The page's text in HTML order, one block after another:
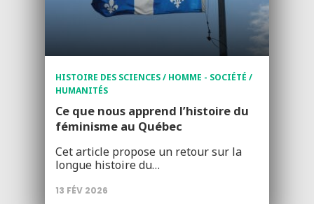
HISTOIRE DES SCIENCES / HOMME - SOCIÉTÉ /
HUMANITÉS
Ce que nous apprend l’histoire du
féminisme au Québec
Cet article propose un retour sur la
longue histoire du…
13 FÉV 2026